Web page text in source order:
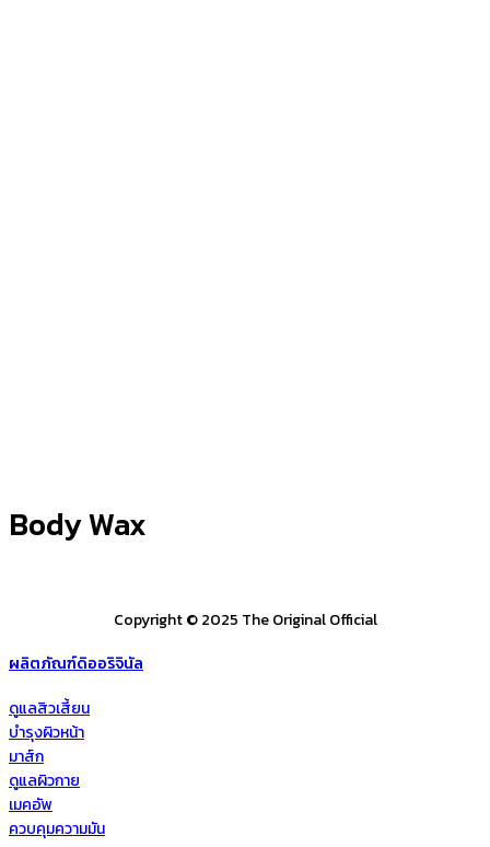
Body Wax
Copyright © 2025 The Original Official
ผลิตภัณฑ์ดิออริจินัล
ดูแลสิวเสี้ยน
บำรุงผิวหน้า
มาส์ก
ดูแลผิวกาย
เมคอัพ
ควบคุมความมัน